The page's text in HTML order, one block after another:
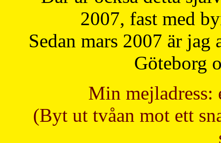
2007, fast med
Sedan mars 2007 är
Göteborg
Min mejladress:
(Byt ut tvåan mot ett